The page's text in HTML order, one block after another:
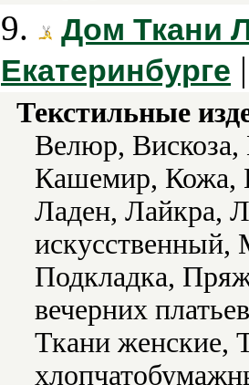
9.
Дом Ткани
Екатеринбурге
Текстильные
Велюр,
Кашемир, Кожа,
Ладен, Лайкра,
Подкладка,
вечерних
Ткани женские,